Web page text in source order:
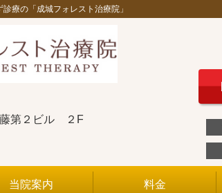
療の「成城フォレスト治療院」
第２ビル ２F
当院案内 料金